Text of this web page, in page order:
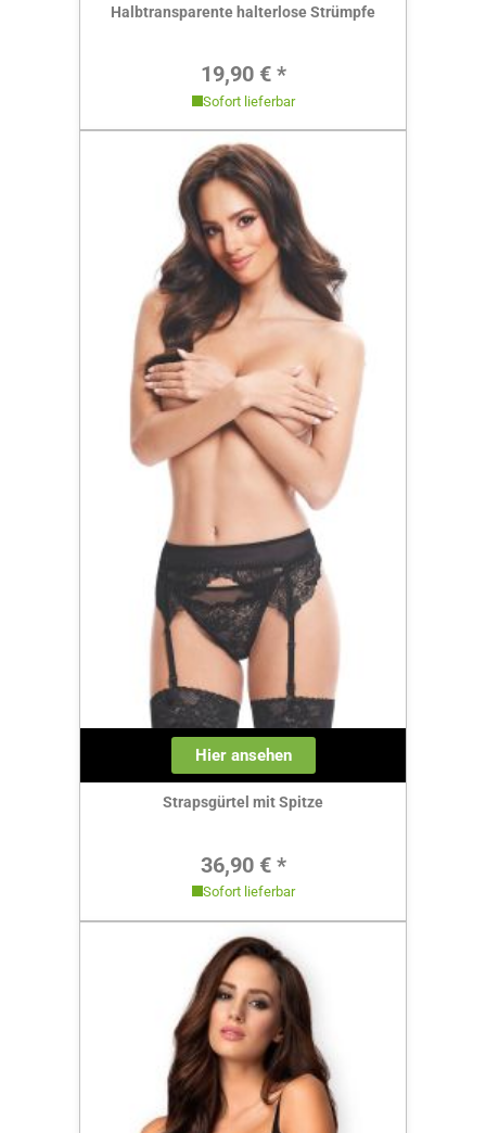
Halbtransparente halterlose Strümpfe
Regulärer Preis:
19,90 € *
Sofort lieferbar
Hier ansehen
Strapsgürtel mit Spitze
Regulärer Preis:
36,90 € *
Sofort lieferbar